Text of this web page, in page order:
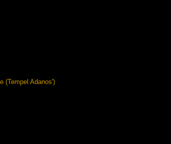
(Tempel Adanos')